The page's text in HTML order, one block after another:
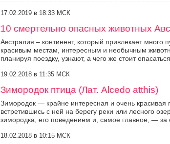
17.02.2019 в 18:33 МСК
10 смертельно опасных животных
Австралия – континент, который привлекает много
красивым местам, интересным и необычным
планируя поездку, узнают, а чего же стоит
19.02.2018 в 11:35 МСК
Зимородок птица (Лат. Alcedo atthis)
Зимородок — крайне интересная и очень
встретившись с ней на берегу реки или лесного
зимородка, его поведением и, самое главное, — за
18.02.2018 в 10:15 МСК